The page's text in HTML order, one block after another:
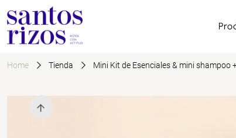
Home Tienda Mini Kit de Esenciales & mini shampoo